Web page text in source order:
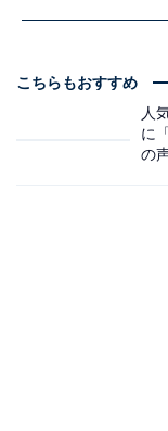
こちらもおすすめ
人
に
の